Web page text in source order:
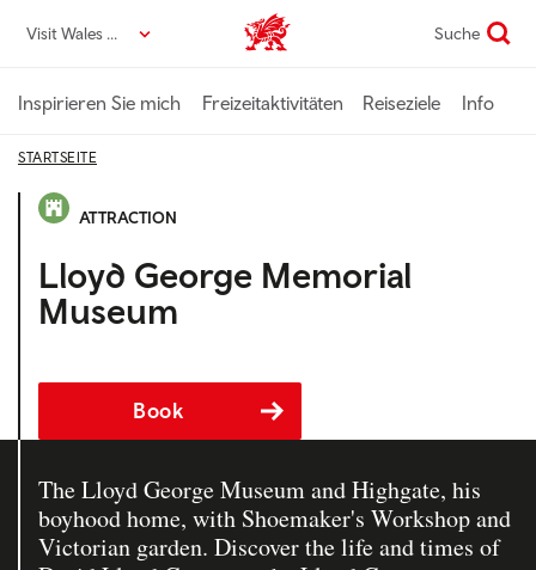
zumVisit Wales DE VisitWales home Suche
Inspirieren Sie mich Freizeitaktivitäten Reiseziele Info
STARTSEITE
ATTRACTION
Lloyd George Memorial
Museum
Book
The Lloyd George Museum and Highgate, his
boyhood home, with Shoemaker's Workshop and
Victorian garden. Discover the life and times of